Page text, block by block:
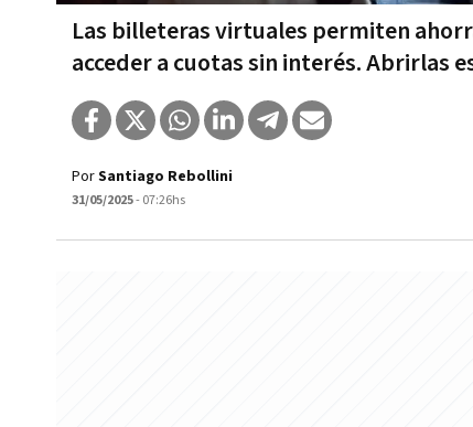
Las billeteras virtuales permiten
acceder a cuotas sin interés. Abrirlas
PorSantiago Rebollini
31/05/2025- 07:26hs